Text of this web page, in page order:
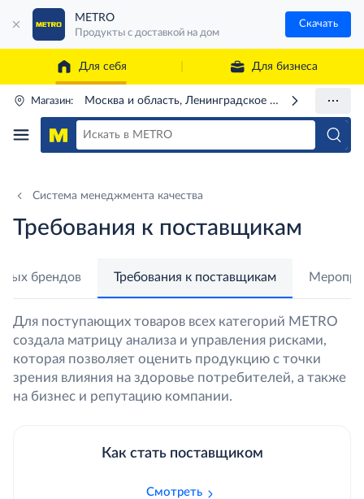
METRO
Продукты с доставкой на дом
Скачать
Для себя Для бизнеса
Магазин: Москва и область, Ленинградское ш., 71Г
Система менеджмента качества
Требования к поставщикам
брендов Требования к поставщикам
Для поступающих товаров всех категорий METRO
создала матрицу анализа и управления рисками,
которая позволяет оценить продукцию с точки
зрения влияния на здоровье потребителей, а также
на бизнес и репутацию компании.
Как стать поставщиком
Смотреть